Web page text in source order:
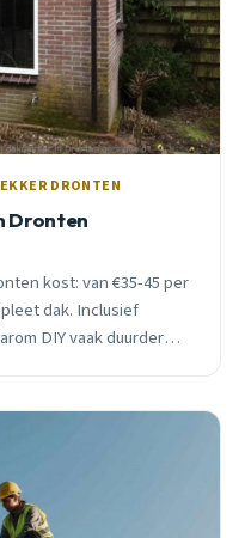
DRONTEN
Dronten
kost: van €35-45 per
dak. Inclusief
DIY vaak duurder